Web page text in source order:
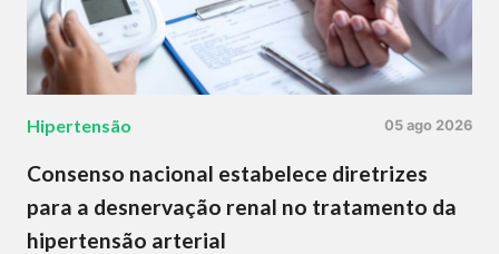
Hipertensão 05 ago 2026
Consenso nacional estabelece diretrizes
para a desnervação renal no tratamento da
hipertensão arterial